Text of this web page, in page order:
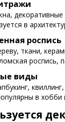
декоративные
в
роспись
ткани,
роспись,
виды
в хобби